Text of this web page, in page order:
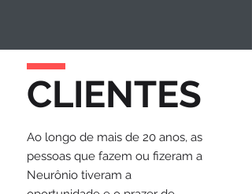
CLIENTES
Ao longo de mais de 20 anos, as
pessoas que fazem ou fizeram a
Neurônio tiveram a